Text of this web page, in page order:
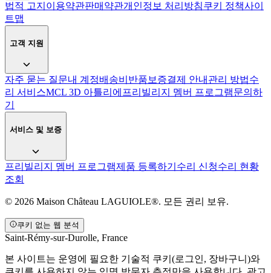
법적 고지 이용약관판매약관개인정보 처리방침쿠키 정책사이
트맵
고객 지원
자주 묻는 질문내 계정배송비 반품보증결제 안내 관리 방법수
리 서비스MCL 3D 아틀리에 프리빌리지 멤버 프로그램문의하
기
서비스 및 보증
프리빌리지 멤버 프로그램제품 등록하기 수리 신청수리 현황
조회
© 2026 Maison Château LAGUIOLE®. 모든 권리 보유.
쿠키 없는 웹 분석
Saint-Rémy-sur-Durolle, France
본 사이트는 운영에 필요한 기술적 쿠키(로그인, 장바구니)와